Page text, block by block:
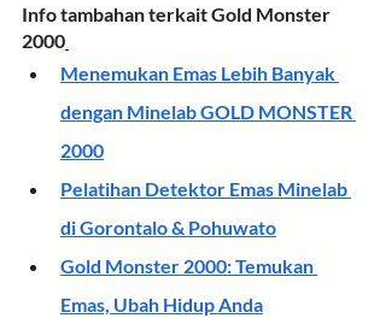
Info tambahan terkait Gold Monster
2000
Menemukan Emas Lebih Banyak
dengan Minelab GOLD MONSTER
2000
Pelatihan Detektor Emas Minelab
di Gorontalo & Pohuwato
Gold Monster 2000: Temukan
Emas, Ubah Hidup Anda